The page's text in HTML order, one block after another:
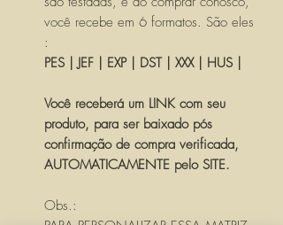
você recebe em 6 formatos. São eles
:
PES | JEF | EXP | DST | XXX | HUS |
Você receberá um LINK com seu
produto, para ser baixado pós
confirmação de compra verificada,
AUTOMATICAMENTE pelo SITE.
Obs.: